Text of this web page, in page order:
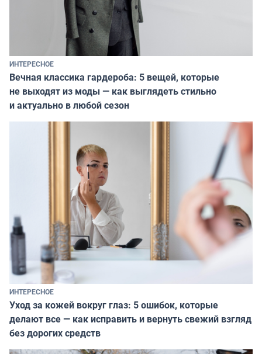
ИНТЕРЕСНОЕ
Вечная классика гардероба: 5 вещей, которые
не выходят из моды — как выглядеть стильно
и актуально в любой сезон
ИНТЕРЕСНОЕ
Уход за кожей вокруг глаз: 5 ошибок, которые
делают все — как исправить и вернуть свежий взгляд
без дорогих средств